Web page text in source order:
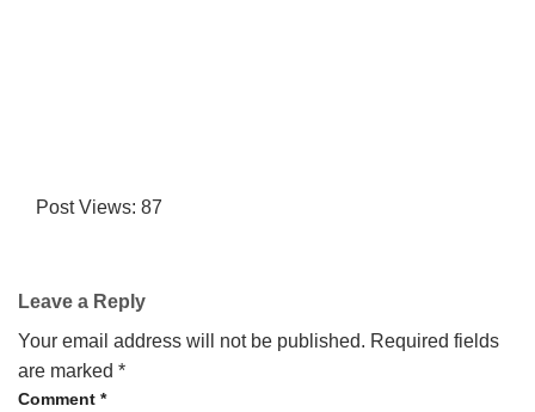
Post Views: 87
Leave a Reply
Your email address will not be published. Required fields
are marked *
Comment *